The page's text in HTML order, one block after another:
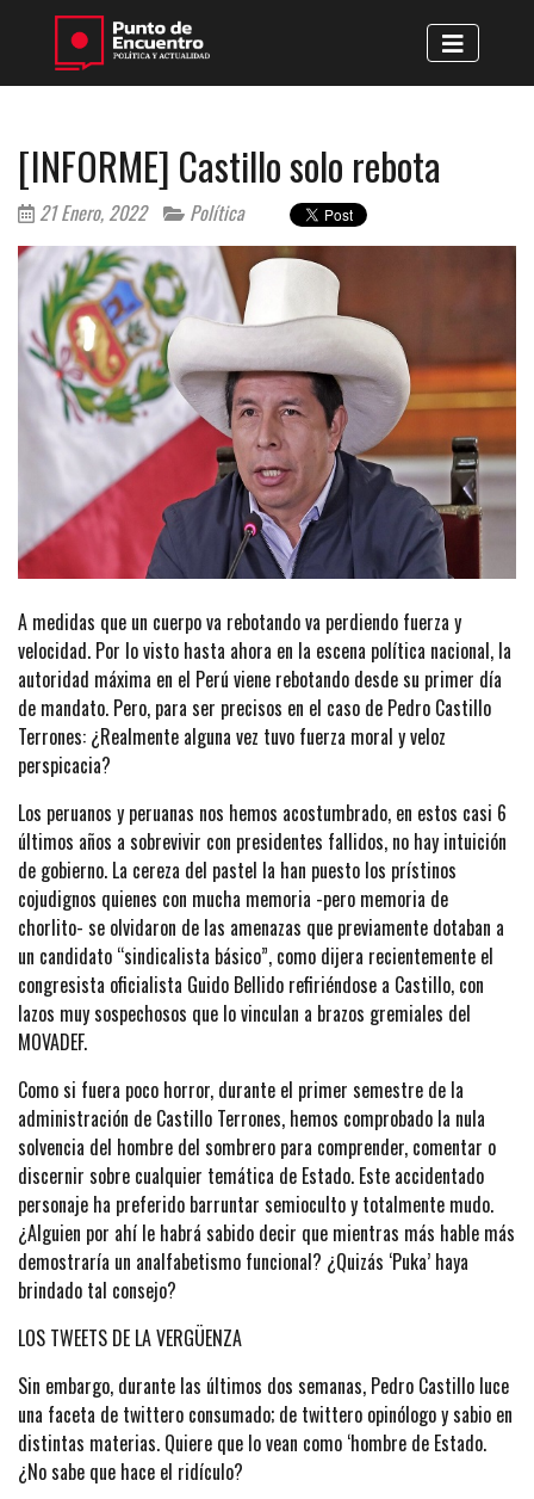
[INFORME] Castillo solo rebota
21 Enero, 2022 Política
A medidas que un cuerpo va rebotando va perdiendo fuerza y
velocidad. Por lo visto hasta ahora en la escena política nacional, la
autoridad máxima en el Perú viene rebotando desde su primer día
de mandato. Pero, para ser precisos en el caso de Pedro Castillo
Terrones: ¿Realmente alguna vez tuvo fuerza moral y veloz
perspicacia?
Los peruanos y peruanas nos hemos acostumbrado, en estos casi 6
últimos años a sobrevivir con presidentes fallidos, no hay intuición
de gobierno. La cereza del pastel la han puesto los prístinos
cojudignos quienes con mucha memoria -pero memoria de
chorlito- se olvidaron de las amenazas que previamente dotaban a
un candidato “sindicalista básico”, como dijera recientemente el
congresista oficialista Guido Bellido refiriéndose a Castillo, con
lazos muy sospechosos que lo vinculan a brazos gremiales del
MOVADEF.
Como si fuera poco horror, durante el primer semestre de la
administración de Castillo Terrones, hemos comprobado la nula
solvencia del hombre del sombrero para comprender, comentar o
discernir sobre cualquier temática de Estado. Este accidentado
personaje ha preferido barruntar semioculto y totalmente mudo.
¿Alguien por ahí le habrá sabido decir que mientras más hable más
demostraría un analfabetismo funcional? ¿Quizás ‘Puka’ haya
brindado tal consejo?
LOS TWEETS DE LA VERGÜENZA
Sin embargo, durante las últimos dos semanas, Pedro Castillo luce
una faceta de twittero consumado; de twittero opinólogo y sabio en
distintas materias. Quiere que lo vean como ‘hombre de Estado.
¿No sabe que hace el ridículo?